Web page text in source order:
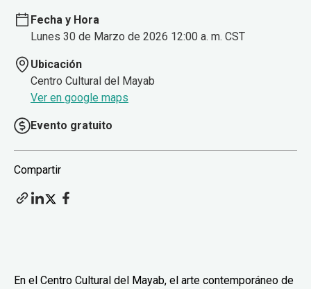
Fecha y Hora
Lunes 30 de Marzo de 2026 12:00 a. m. CST
Ubicación
Centro Cultural del Mayab
Ver en google maps
Evento gratuito
Compartir
En el Centro Cultural del Mayab, el arte contemporáneo de